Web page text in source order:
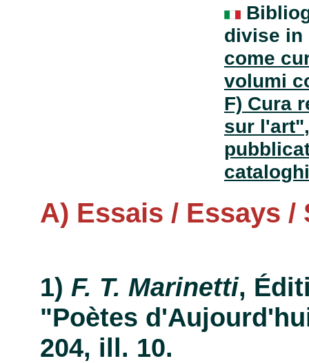
divise
come
volumi
F) Cura
sur l'art"
A) Essais / Essays /
F. T. Marinetti,
"Poètes
204, ill. 10.